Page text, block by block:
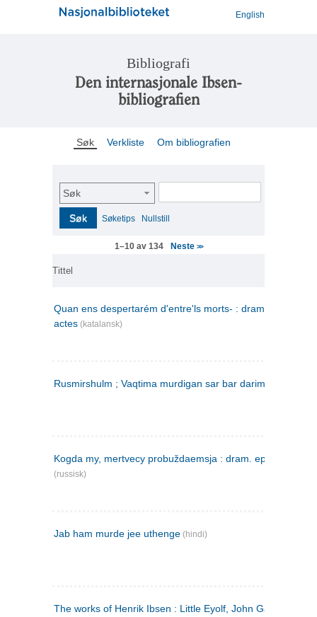
English
Bibliografi
Den internasjonale Ibsen-
bibliografien
Søk Verkliste Om bibliografien
Søk
Søk Søketips Nullstill
1–10 av 134 Neste >>
Tittel
Quan ens despertarém d'entre'ls morts- : drama en tres
actes (katalansk)
Rusmirshulm ; Vaqtima murdigan sar bar darim
Kogda my, mertvecy probuždaemsja : dram. epilog v 3 d
(russisk)
Jab ham murde jee uthenge (hindi)
The works of Henrik Ibsen : Little Eyolf, John Gabriel